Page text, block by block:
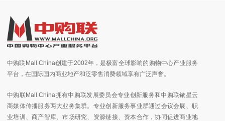
中购联Mall China创建于2002年，是极富全球影响的购物中心产业服务
平台，在国际国内商业地产和泛零售消费领域享有广泛声誉。
中购联Mall China拥有中购联发展委员会专业创新服务和中购联铱星云
商媒体传播服务两大业务集群。专业创新服务事业群通过会议会展、职
业培训、商产智库、市场研究、资源链接、资本合作，协同促进商业地